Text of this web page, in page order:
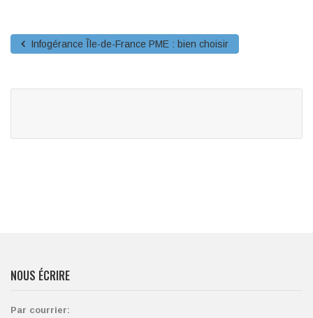
Infogérance Île-de-France PME : bien choisir
NOUS ÉCRIRE
Par courrier: